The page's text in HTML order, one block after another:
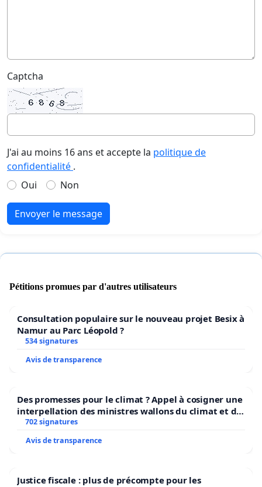
Captcha
J'ai au moins 16 ans et accepte la politique de
confidentialité .
Oui
Non
Envoyer le message
Pétitions promues par d'autres utilisateurs
Consultation populaire sur le nouveau projet Besix à
Namur au Parc Léopold ?
534 signatures
Avis de transparence
Des promesses pour le climat ? Appel à cosigner une
interpellation des ministres wallons du climat et de
l’environnement.
702 signatures
Avis de transparence
Justice fiscale : plus de précompte pour les